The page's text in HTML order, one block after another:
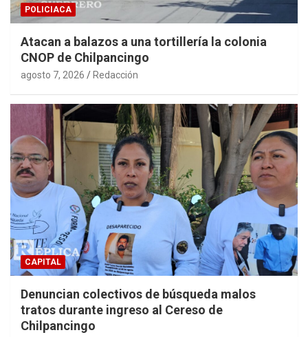
POLICIACA
Atacan a balazos a una tortillería la colonia
CNOP de Chilpancingo
agosto 7, 2026 Redacción
CAPITAL
Denuncian colectivos de búsqueda malos
tratos durante ingreso al Cereso de
Chilpancingo